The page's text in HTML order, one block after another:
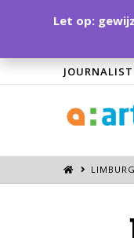
LIMBURG
Let op: